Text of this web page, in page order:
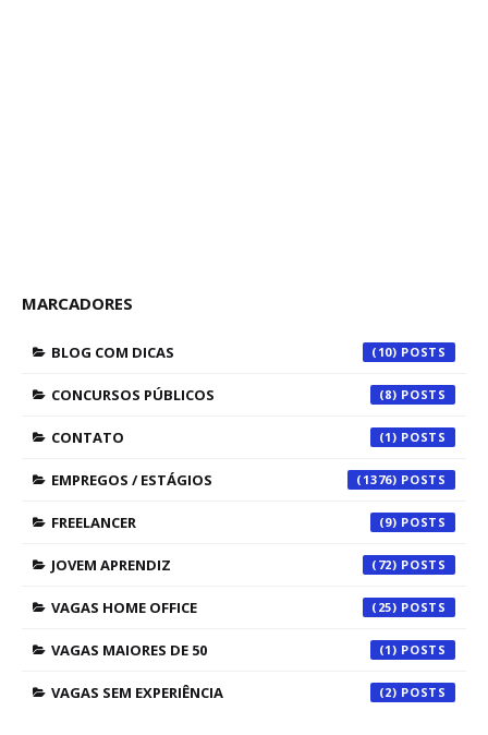
MARCADORES
BLOG COM DICAS (10)
CONCURSOS PÚBLICOS (8)
CONTATO (1)
EMPREGOS / ESTÁGIOS (1376)
FREELANCER (9)
JOVEM APRENDIZ (72)
VAGAS HOME OFFICE (25)
VAGAS MAIORES DE 50 (1)
VAGAS SEM EXPERIÊNCIA (2)